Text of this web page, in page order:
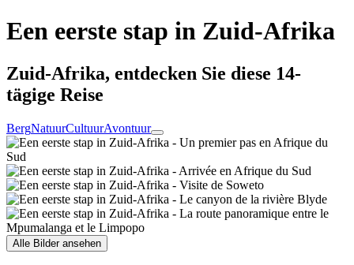
Een eerste stap in Zuid-Afrika
Zuid-Afrika, entdecken Sie diese 14-
tägige Reise
BergNatuurCultuurAvontuur
Alle Bilder ansehen